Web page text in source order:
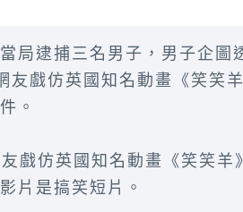
局逮捕三名男子，男子企圖
戲仿英國知名動畫《笑笑
。
仿英國知名動畫《笑笑羊
片是搞笑短片。